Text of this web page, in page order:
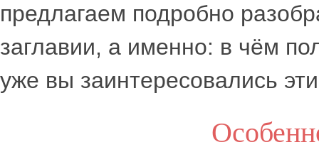
предлагаем подробно
заглавии, а именно: в чём
уже вы заинтересовались